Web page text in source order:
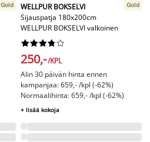
Gold
WELLPUR BOKSELVI
Sijauspatja 180x200cm
WELLPUR BOKSELVI valkoinen
Gold






250,-/KPL
Alin 30 päivän hinta ennen
kampanjaa: 659,- /kpl (-62%)
Normaalihinta: 659,- /kpl (-62%)
+ lisää kokoja